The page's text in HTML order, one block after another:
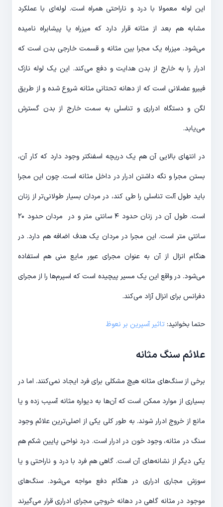
این لوله معمولا با درد و ناراحتی همراه است. لوله‌ای با عملکرد
مشابه هم بعد از مثانه قرار دارد که میزراه یا پیشابراه نامیده
می‌شود. میزراه یک مجرا بین مثانه و قسمت خارجی بدن است که
ادرار را به خارج از بدن هدایت و دفع می‌کند. این یک لوله نازک
فیبرو عضلانی است که از دهانه تحتانی مثانه شروع شده و از طریق
لگن و دستگاه ادراری و تناسلی به سمت خارج از بدن گسترش
می‌یابد.
در انتهای بالایی آن هم یک دریچه اسفنکتر وجود دارد که کار آن،
بستن مجرا و نگه داشتن ادرار در داخل مثانه است. چون این مجرا
باید طول آلت تناسلی را طی کند، در مردان بسیار طولانی‌تر از زنان
است. طول آن در زنان حدود ۴ سانتی متر و در مردان حدود ۲۰
سانتی متر است. این مجرا در مردان یک هدف اضافه هم دارد. در
هنگام انزال از آن به عنوان مجرای عبور مایع منی هم استفاده
می‌شود. در واقع این یک مسیر پیچیده است که اسپرم‌ها را از مجرای
دفرانس برای انزال آزاد می‌کند.
حتما بخوانید:تاثیر آسپرین بر نعوظ
علائم سنگ مثانه
برخی از سنگ‌های مثانه هیچ مشکلی برای فرد ایجاد نمی‌کنند. اما در
بسیاری از موارد ممکن است که آن‌ها به دیواره مثانه آسیب زده و یا
مانع از خروج ادرار شوند. به طور کلی یکی از اصلی‌ترین علائم وجود
سنگ در مثانه، وجود خون در ادرار است. درد نواحی پایین شکم هم
یکی دیگر از نشانه‌های آن است. گاهی هم فرد با درد و ناراحتی و یا
سوزش مجاری ادراری در هنگام دفع مواجه می‌شود. سنگ‌های
موجود در مثانه گاهی در دهانه خروجی مجرای ادراری قرار می‌گیرند